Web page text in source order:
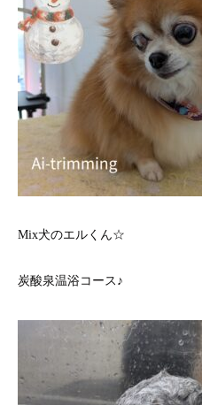
Mix犬のエルくん☆
炭酸泉温浴コース♪